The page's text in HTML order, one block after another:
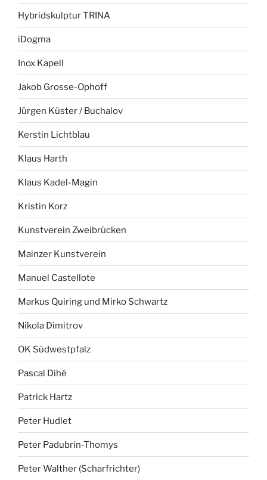
Hybridskulptur TRINA
iDogma
Inox Kapell
Jakob Grosse-Ophoff
Jürgen Küster / Buchalov
Kerstin Lichtblau
Klaus Harth
Klaus Kadel-Magin
Kristin Korz
Kunstverein Zweibrücken
Mainzer Kunstverein
Manuel Castellote
Markus Quiring und Mirko Schwartz
Nikola Dimitrov
OK Südwestpfalz
Pascal Dihé
Patrick Hartz
Peter Hudlet
Peter Padubrin-Thomys
Peter Walther (Scharfrichter)